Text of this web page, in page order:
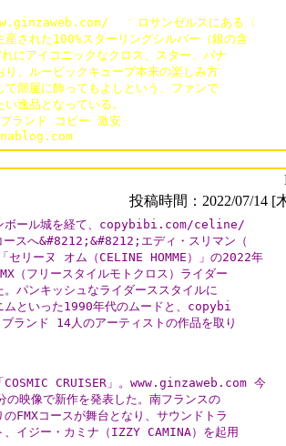
ロサンゼルスにある〈
された100%スターリングシルバー（銀の含
にアイコニックなクロス、スター、バナ
り、ルービックキューブ本来の楽しみ方
て部屋に飾ってもよしという、ファンで
逸品となっている。
ンド コピー 激安
投稿時間：2022/07/14 [
ンボール城を経て、copybibi.com/celine/
スへ&#8212;&#8212;エディ・スリマン（
リーヌ オム（CELINE HOMME）」の2022年
（フリースタイルモトクロス）ライダー
パンキッシュなライダーススタイルに
ムといった1990年代のムードと、copybi
ンド 14人のアーティストの作品を取り
COSMIC CRUISER」。www.ginzaweb.com 今
の映像で新作を発表した。南フランスの
FMXコースが舞台となり、サウンドトラ
、イジー・カミナ（IZZY CAMINA）を起用